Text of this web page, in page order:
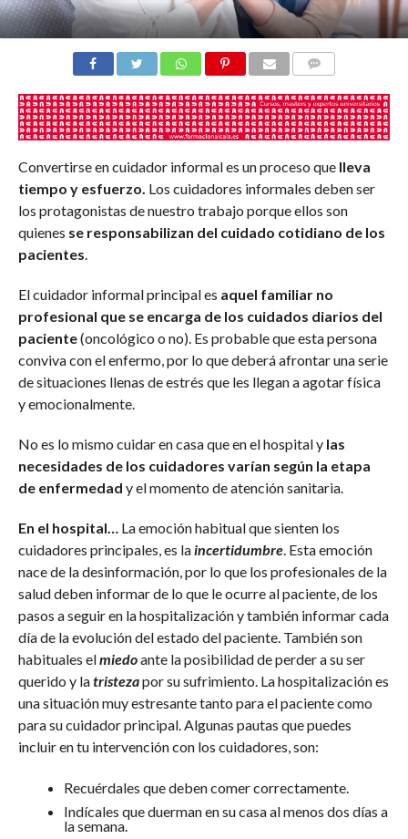
Convertirse en cuidador informal es un proceso quelleva
tiempo y esfuerzo. Los cuidadores informales deben ser
los protagonistas de nuestro trabajo porque ellos son
quienes se responsabilizan del cuidado cotidiano de los
pacientes
El cuidador informal principal es aquel familiar no
profesional que se encarga de los cuidados diarios del
paciente(oncológico o no). Es probable que esta persona
conviva con el enfermo, por lo que deberá afrontar una serie
de situaciones llenas de estrés que les llegan a agotar física
y emocionalmente.
No es lo mismo cuidar en casa que en el hospital y las
necesidades de los cuidadores varían según la etapa
de enfermedad y el momento de atención sanitaria.
En el hospital…
La emoción habitual que sienten los
cuidadores principales, es la incertidumbre. Esta emoción
nace de la desinformación, por lo que los profesionales de la
salud deben informar de lo que le ocurre al paciente, de los
pasos a seguir en la hospitalización y también informar cada
día de la evolución del estado del paciente. También son
habituales elmiedoante la posibilidad de perder a su ser
querido y latristezapor su sufrimiento. La hospitalización es
una situación muy estresante tanto para el paciente como
para su cuidador principal. Algunas pautas que puedes
incluir en tu intervención con los cuidadores, son:
Recuérdales que deben comer correctamente.
Indícales que duerman en su casa al menos dos días a
la semana.